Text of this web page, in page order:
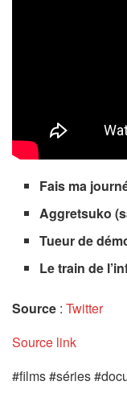
Fais ma
Aggretsuko
Tueur de
Le train de
Source : Twitter
Source link
#films #séries